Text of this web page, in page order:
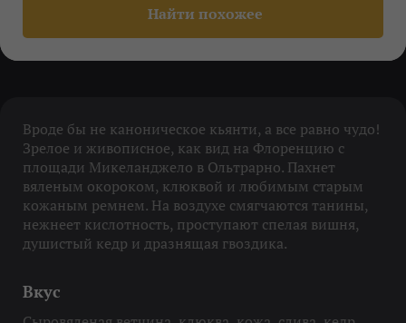
Найти похожее
Вроде бы не каноническое кьянти, а все равно чудо!
Зрелое и живописное, как вид на Флоренцию с
площади Микеланджело в Ольтрарно. Пахнет
вяленым окороком, клюквой и любимым старым
кожаным ремнем. На воздухе смягчаются танины,
нежнеет кислотность, проступают спелая вишня,
душистый кедр и дразнящая гвоздика.
Вкус